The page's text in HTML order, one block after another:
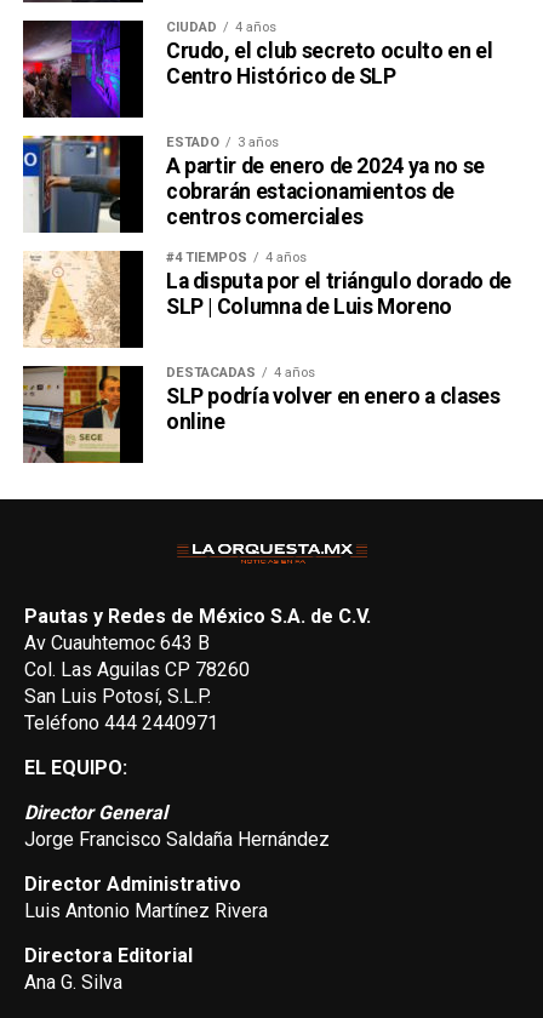
CIUDAD 4 años
Crudo, el club secreto oculto en el
Centro Histórico de SLP
ESTADO 3 años
A partir de enero de 2024 ya no se
cobrarán estacionamientos de
centros comerciales
#4 TIEMPOS 4 años
La disputa por el triángulo dorado de
SLP | Columna de Luis Moreno
DESTACADAS 4 años
SLP podría volver en enero a clases
online
Pautas y Redes de México S.A. de C.V.
Av Cuauhtemoc 643 B
Col. Las Aguilas CP 78260
San Luis Potosí, S.L.P.
Teléfono 444 2440971
EL EQUIPO:
Director General
Jorge Francisco Saldaña Hernández
Director Administrativo
Luis Antonio Martínez Rivera
Directora Editorial
Ana G. Silva